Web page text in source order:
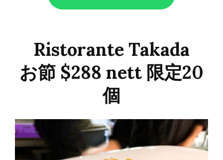
Ristorante Takada
お節 $288 nett 限定20
個